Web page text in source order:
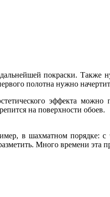
покраски.
полотна нужно
эффекта
на поверхности обоев.
в шахматном порядке: с
Много времени эта